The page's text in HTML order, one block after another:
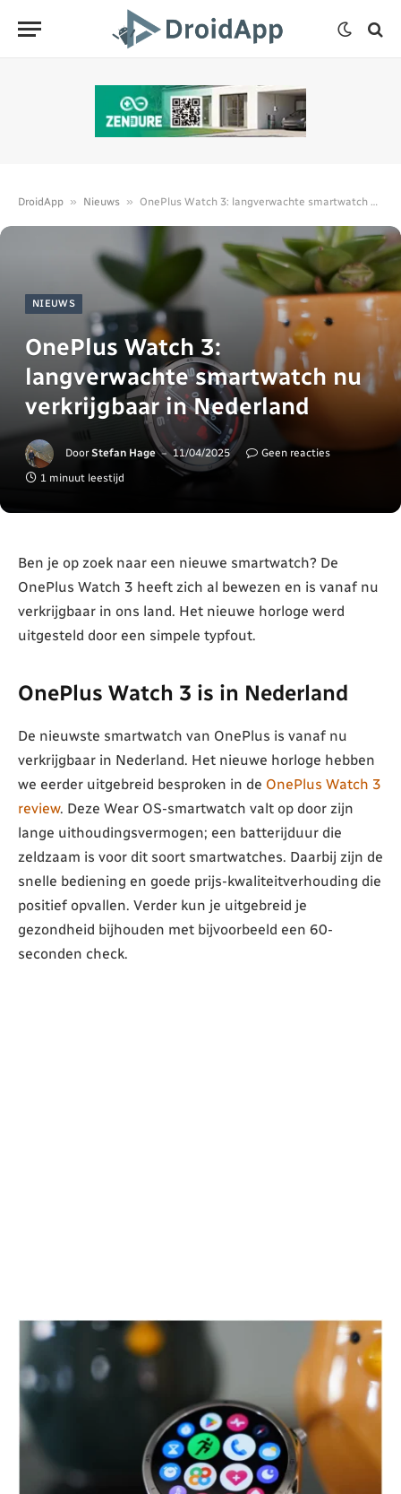
DroidApp » Nieuws » OnePlus Watch 3: langverwachte smartwatch nu verkrijgbaar in Nederland
NIEUWS
OnePlus Watch 3:
langverwachte smartwatch nu
verkrijgbaar in Nederland
Door Stefan Hage 11/04/2025
Geen reacties
1 minuut leestijd
Ben je op zoek naar een nieuwe smartwatch? De
OnePlus Watch 3 heeft zich al bewezen en is vanaf nu
verkrijgbaar in ons land. Het nieuwe horloge werd
uitgesteld door een simpele typfout.
OnePlus Watch 3 is in Nederland
De nieuwste smartwatch van OnePlus is vanaf nu
verkrijgbaar in Nederland. Het nieuwe horloge hebben
we eerder uitgebreid besproken in de OnePlus Watch 3
review. Deze Wear OS-smartwatch valt op door zijn
lange uithoudingsvermogen; een batterijduur die
zeldzaam is voor dit soort smartwatches. Daarbij zijn de
snelle bediening en goede prijs-kwaliteitverhouding die
positief opvallen. Verder kun je uitgebreid je
gezondheid bijhouden met bijvoorbeeld een 60-
seconden check.